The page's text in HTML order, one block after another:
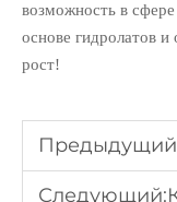
возможность в
основе гидролатов
рост!
Следующий: